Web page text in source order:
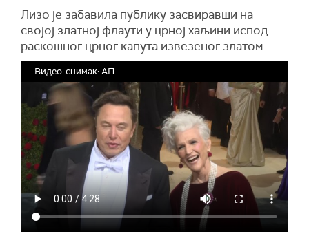
Лизо је забавила публику засвиравши на
својој златној флаути у црној хаљини испод
раскошног црног капута извезеног златом.
Видео-снимак: АП